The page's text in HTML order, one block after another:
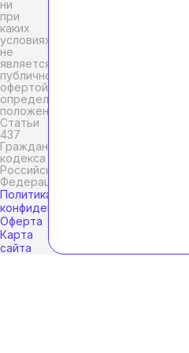
ни
при
каких
условиях
не
является
публичной
офертой,
определяемой
положениями
Статьи
437
Гражданского
кодекса
Российской
Федерации.
Политика
конфиденциальности
Оферта
Карта
сайта